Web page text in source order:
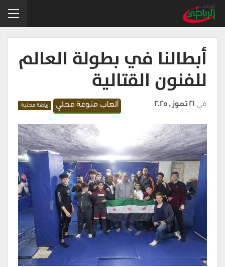
أبطالنا في بطولة العالم
للفنون القتالية
ألعاب منوعة محلي رياضة محلية في 21 تموز , 2025